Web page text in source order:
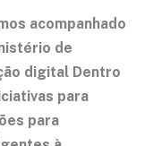
acompanhado
de
digital Dentro
para
para